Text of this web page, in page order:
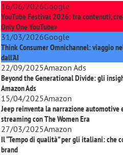
16/06/2026Google
YouTube Festival 2026: tra contenuti,
Only One YouTube»
31/03/2026Google
Think Consumer Omnichannel: viaggio
dall'AI
22/09/2025Amazon Ads
Beyond the Generational Divide: gli
Amazon Ads
15/04/2025Amazon
Jeep reinventa la narrazione automotive
streaming conThe Women Era
27/03/2025Amazon
Il “Tempo di qualità” per gli italiani: che
brand